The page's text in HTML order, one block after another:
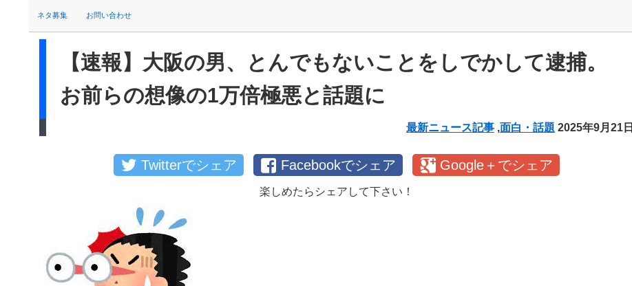
ネタ募集 お問い合わせ
【速報】大阪の男、とんでもないことをしでかして逮捕。
お前らの想像の1万倍極悪と話題に
最新ニュース記事 ,面白・話題 2025年9月21日
Twitterでシェア Facebookでシェア Google＋でシェア
楽しめたらシェアして下さい！